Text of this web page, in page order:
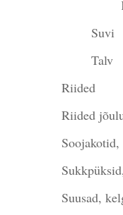
Suvi
Talv
Riided
Riided
Suusad,